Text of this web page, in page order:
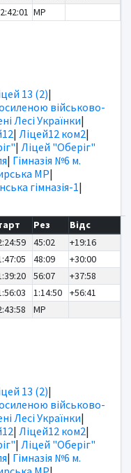
MP
13 (2)|
військово-
Лесі Українки|
| Ліцей12 ком2|
| Ліцей "Оберіг"
| Гімназія №6 м.
МР|
гімназія-1|
Рез
Відс
45:02
+19:16
48:09
+30:00
56:07
+37:58
1:14:50
+56:41
MP
13 (2)|
військово-
Лесі Українки|
| Ліцей12 ком2|
| Ліцей "Оберіг"
| Гімназія №6 м.